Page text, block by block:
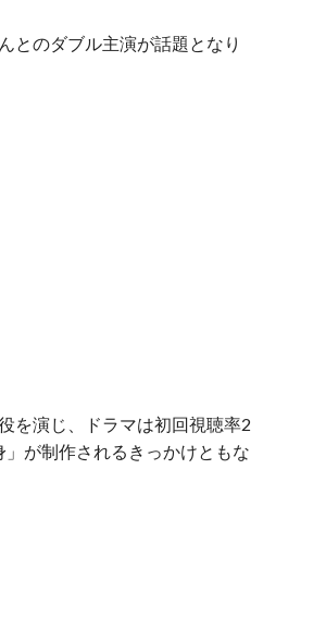
とのダブル主演が話題となり
を演じ、ドラマは初回視聴率2
が制作されるきっかけともな